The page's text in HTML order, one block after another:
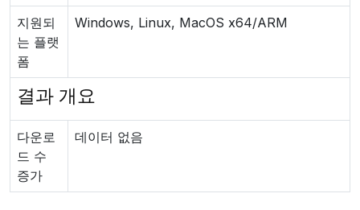
지원되
는 플랫
폼
Windows, Linux, MacOS x64/ARM
결과 개요
다운로
드 수
증가
데이터 없음